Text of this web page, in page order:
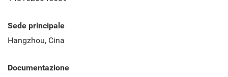
Sede principale
Hangzhou, Cina
Documentazione